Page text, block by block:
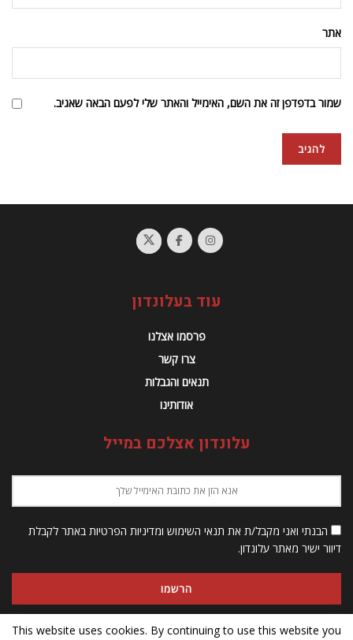
אתר
שמור בדפדפן זה את השם, האימייל והאתר שלי לפעם הבאה שאגיב.
עוד בעלונדון
פרסמו אצלנו
צרו קשר
תנאים והגבלות
אודותינו
עלונדון אצלכם במייל
הבנתי ואני מקבל/ת את תנאי השימוש ומדיניות הפרטיות באתר לקבלת
דיוור ישיר מאתר עלונדון.
This website uses cookies. By continuing to use this website you